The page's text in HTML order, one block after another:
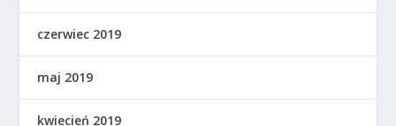
czerwiec 2019
maj 2019
kwiecień 2019